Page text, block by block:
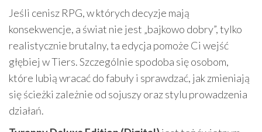
Jeśli cenisz RPG, w których decyzje mają
konsekwencje, a świat nie jest „bajkowo dobry”, tylko
realistycznie brutalny, ta edycja pomoże Ci wejść
głębiej w Tiers. Szczególnie spodoba się osobom,
które lubią wracać do fabuły i sprawdzać, jak zmieniają
się ścieżki zależnie od sojuszy oraz stylu prowadzenia
działań.